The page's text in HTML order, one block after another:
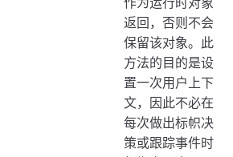
返回，否则不会
保留该对象。此
方法的目的是设
置一次用户上下
文，因此不必在
每次做出标帜决
策或跟踪事件时